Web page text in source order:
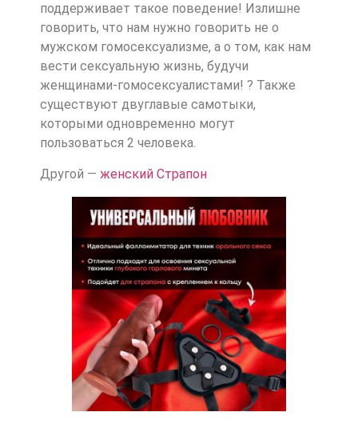
поддерживает такое поведение! Излишне
говорить, что нам нужно говорить не о
мужском гомосексуализме, а о том, как нам
вести сексуальную жизнь, будучи
женщинами-гомосексуалистами! ? Также
существуют двуглавые самотыки,
которыми одновременно могут
пользоваться 2 человека.
Другой — женский Страпон